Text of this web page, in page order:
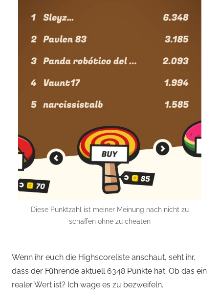
Diese Punktzahl ist meiner Meinung nach nicht zu
schaffen ohne zu cheaten
Wenn ihr euch die Highscoreliste anschaut, seht ihr,
dass der Führende aktuell 6348 Punkte hat. Ob das ein
realer Wert ist? Ich wage es zu bezweifeln.